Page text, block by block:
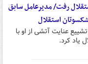
رفت/ مدیرعامل سابق
استقلال
عنایت آتشی از او با
یاد کرد.